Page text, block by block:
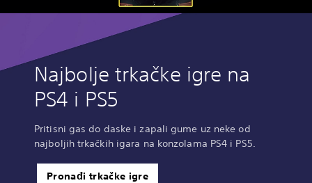
Najbolje trkačke igre na
PS4 i PS5
Pritisni gas do daske i zapali gume uz neke od
najboljih trkačkih igara na konzolama PS4 i PS5.
Pronađi trkačke igre